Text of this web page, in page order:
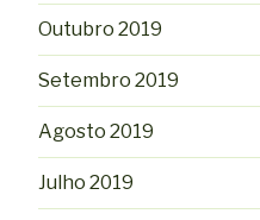
Outubro 2019
Setembro 2019
Agosto 2019
Julho 2019